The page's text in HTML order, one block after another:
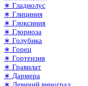
∗ Гладиолус
∗ Глициния
∗ Глоксиния
∗ Глориоза
∗ Голубика
∗ Горец
∗ Гортензия
∗ Гравилат
∗ Дармера
∗ Девичий виноград